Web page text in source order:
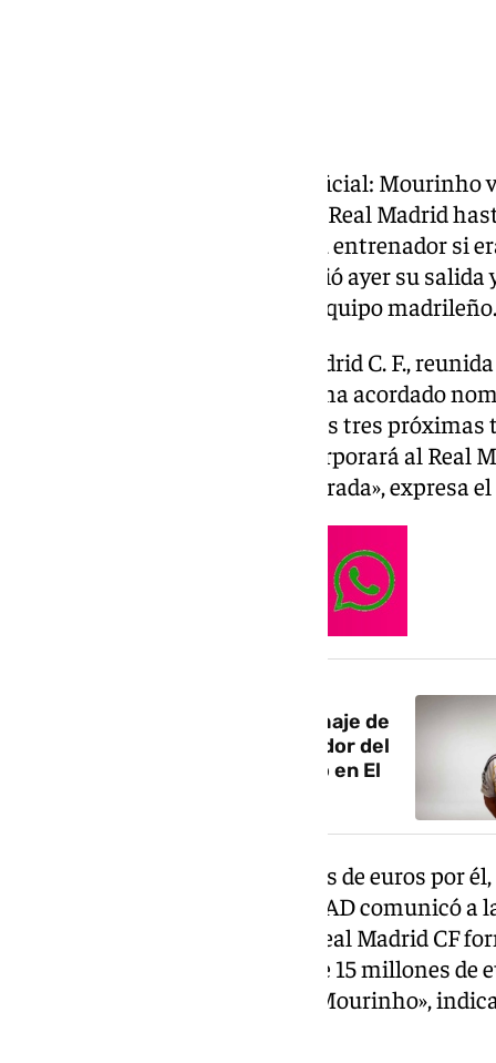
Era un secreto a voces y ya es oficial: Mourinho
preparador luso se incorpora al Real Madrid
Florentino anunció que sería su entrenador si
así ha sido. El Benfica ya anunció ayer su
llegada de ‹The Special One› al equipo madrileño.
«La Junta Directiva del Real Madrid C. F.,
presidida por Florentino Pérez, ha acordado
entrenador del primer equipo las tres
de 2029. José Mourinho se incorporará al Real
que dará comienzo la pretemporada», expresa
Florentino Pérez anuncia el fichaje de
Mourinho como nuevo entrenador del
Madrid con Riquelme en directo en El
Los blancos pagarán 15 millones de euros por
cláusula de salida. «El Benfica SAD comunicó
de Valores Mobiliarios- que el Real Madrid CF
a José Mourinho por un valor de 15 millones
dado su acuerdo. Gracias, José Mourinho»,